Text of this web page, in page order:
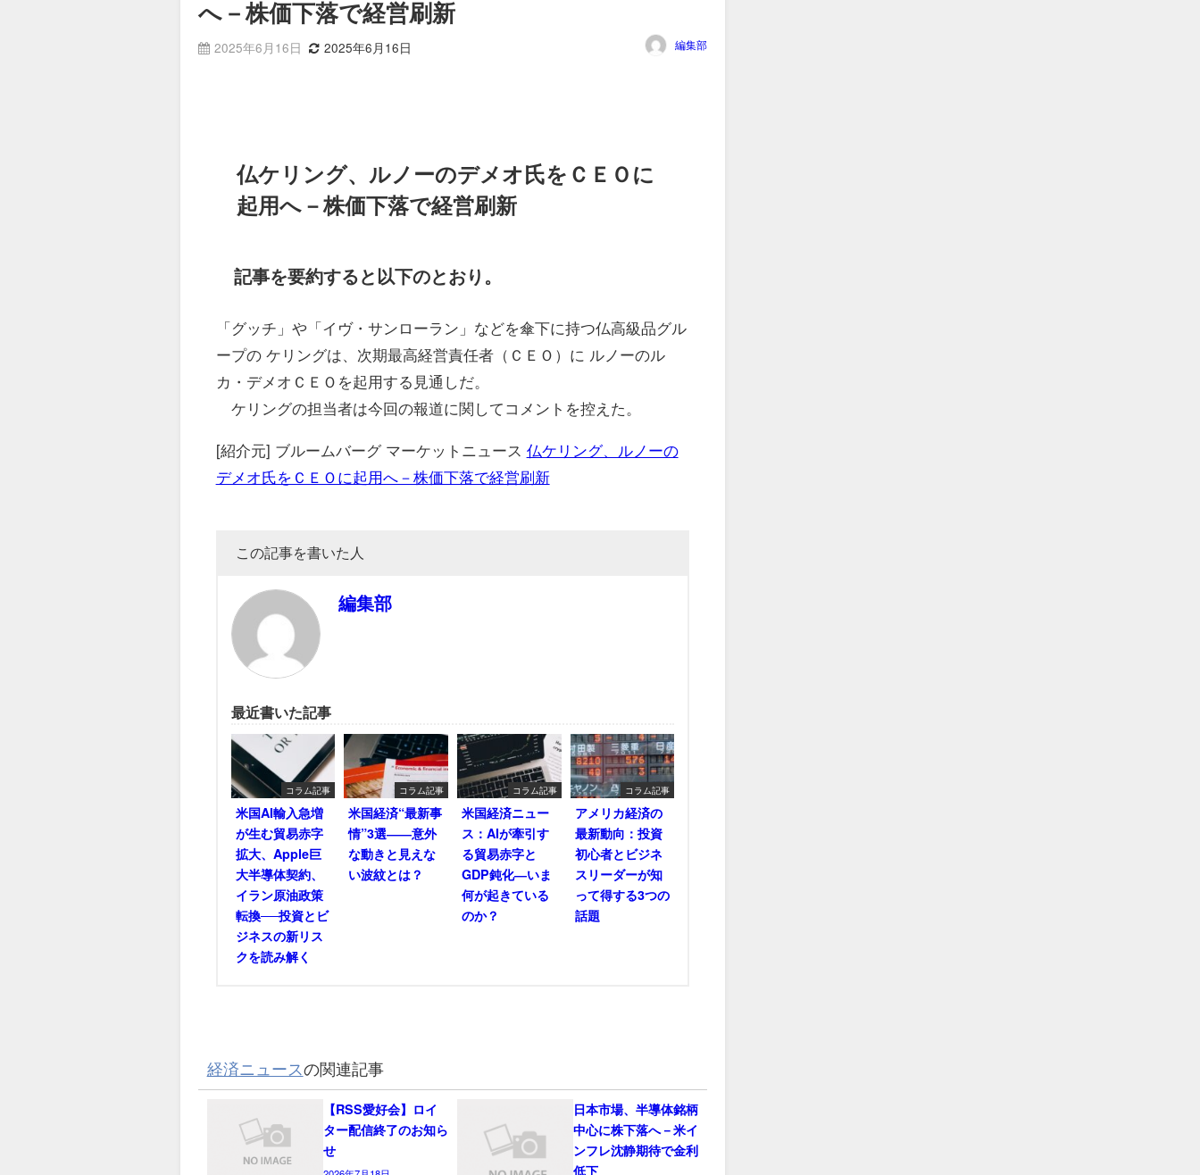
へ－株価下落で経営刷新
2025年6月16日 2025年6月16日 編集部
仏ケリング、ルノーのデメオ氏をＣＥＯに
起用へ－株価下落で経営刷新
記事を要約すると以下のとおり。
「グッチ」や「イヴ・サンローラン」などを傘下に持つ仏高級品グル
ープの ケリングは、次期最高経営責任者（ＣＥＯ）に ルノーのル
カ・デメオＣＥＯを起用する見通しだ。
ケリングの担当者は今回の報道に関してコメントを控えた。
[紹介元] ブルームバーグ マーケットニュース 仏ケリング、ルノーの
デメオ氏をＣＥＯに起用へ－株価下落で経営刷新
この記事を書いた人
編集部
最近書いた記事
コラム記事
米国AI輸入急増
が生む貿易赤字
拡大、Apple巨
大半導体契約、
イラン原油政策
転換──投資とビ
ジネスの新リス
クを読み解く
コラム記事
米国経済“最新事
情”3選――意外
な動きと見えな
い波紋とは？
コラム記事
米国経済ニュー
ス：AIが牽引す
る貿易赤字と
GDP鈍化―いま
何が起きている
のか？
コラム記事
アメリカ経済の
最新動向：投資
初心者とビジネ
スリーダーが知
って得する3つの
話題
経済ニュースの関連記事
【RSS愛好会】ロイ
ター配信終了のお知ら
せ
日本市場、半導体銘柄
中心に株下落へ－米イ
ンフレ沈静期待で金利
低下